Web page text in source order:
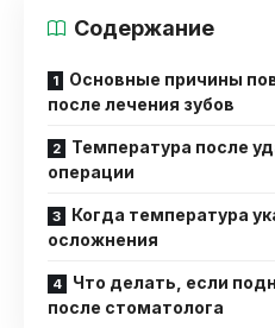
Содержание
Основные причины
после лечения зубов
Температура после
операции
Когда температура
осложнения
Что делать, если
после стоматолога